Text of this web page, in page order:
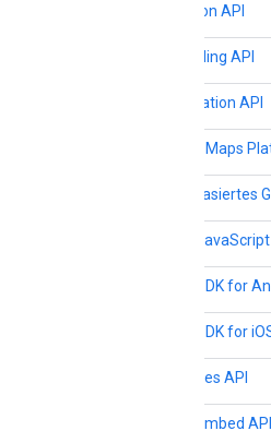
Elevation API
Geocoding API
Geolocation API
Google Maps
Cloudbasiertes
Maps JavaScript
Maps SDK for
Maps SDK for
Map Tiles API
Maps Embed API